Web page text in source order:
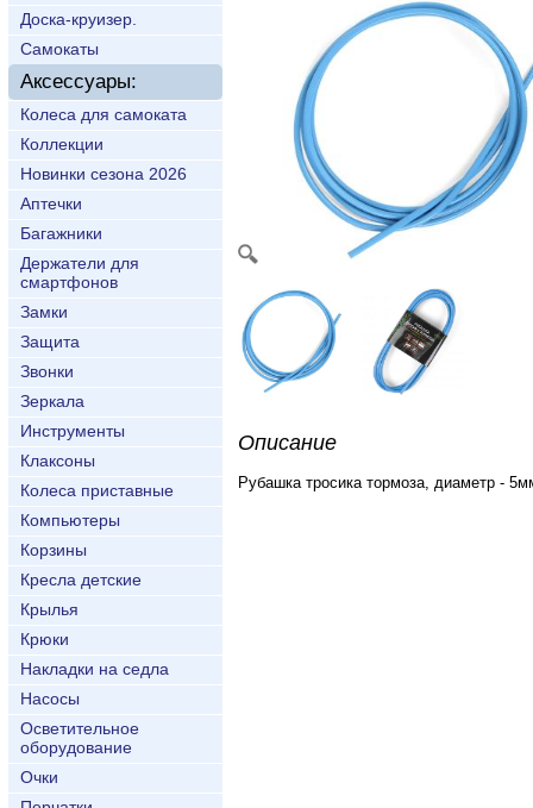
Доска-круизер.
Самокаты
Аксессуары:
Колеса для самоката
Коллекции
Новинки сезона 2026
Аптечки
Багажники
Держатели для
смартфонов
Замки
Защита
Звонки
Зеркала
Инструменты
Клаксоны
Колеса приставные
Компьютеры
Корзины
Кресла детские
Крылья
Крюки
Накладки на седла
Насосы
Осветительное
оборудование
Очки
Описание
Рубашка тросика тормоза, диаметр -